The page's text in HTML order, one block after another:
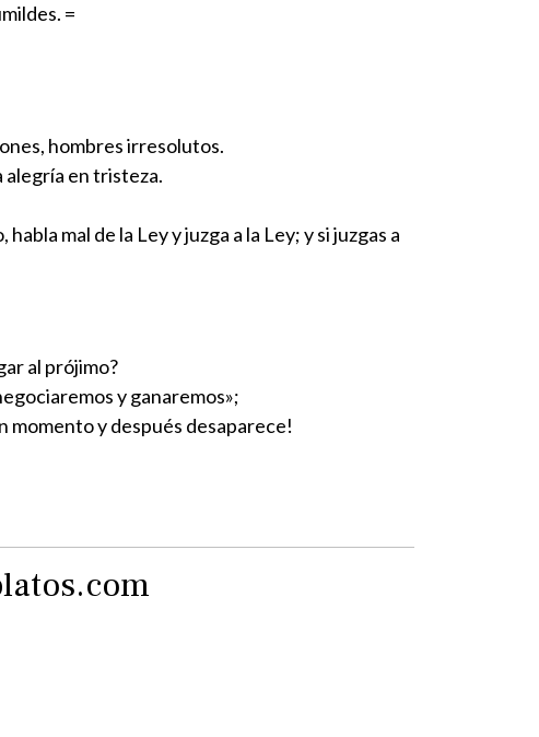
=
hombres irresolutos.
alegría en tristeza.
mal de la Ley y juzga a la Ley; y si juzgas a
al prójimo?
y ganaremos»;
momento y después desaparece!